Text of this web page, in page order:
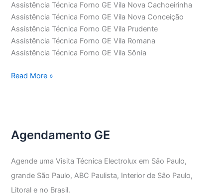
Assistência Técnica Forno GE Vila Nova Cachoeirinha
Assistência Técnica Forno GE Vila Nova Conceição
Assistência Técnica Forno GE Vila Prudente
Assistência Técnica Forno GE Vila Romana
Assistência Técnica Forno GE Vila Sônia
Assistência
Read More »
Agendamento GE
Agende uma Visita Técnica Electrolux em São Paulo,
grande São Paulo, ABC Paulista, Interior de São Paulo,
Litoral e no Brasil.